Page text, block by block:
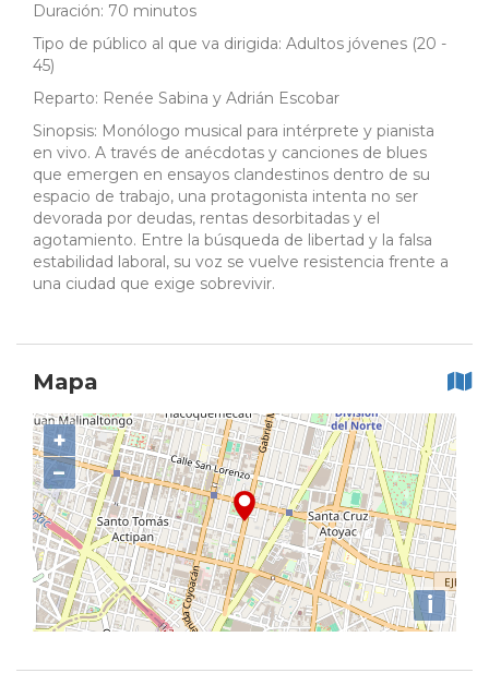
Duración: 70 minutos
Tipo de público al que va dirigida: Adultos jóvenes (20 -
45)
Reparto: Renée Sabina y Adrián Escobar
Sinopsis: Monólogo musical para intérprete y pianista
en vivo. A través de anécdotas y canciones de blues
que emergen en ensayos clandestinos dentro de su
espacio de trabajo, una protagonista intenta no ser
devorada por deudas, rentas desorbitadas y el
agotamiento. Entre la búsqueda de libertad y la falsa
estabilidad laboral, su voz se vuelve resistencia frente a
una ciudad que exige sobrevivir.
Mapa
+
−
i